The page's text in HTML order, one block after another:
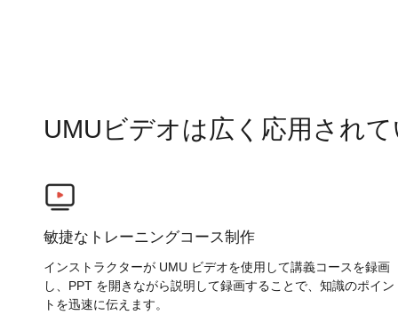
UMUビデオは広く応用され
敏捷なトレーニングコース制作
インストラクターが UMU ビデオを使用して講義コースを録画
し、PPT を開きながら説明して録画することで、知識のポイン
トを迅速に伝えます。